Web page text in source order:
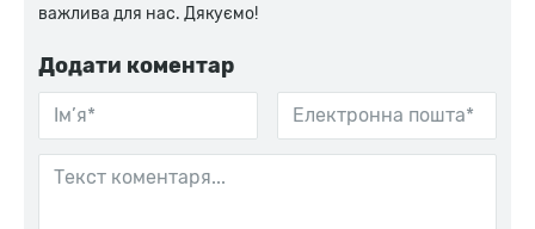
важлива для нас. Дякуємо!
Додати коментар